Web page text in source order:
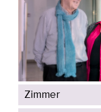
Zimmer